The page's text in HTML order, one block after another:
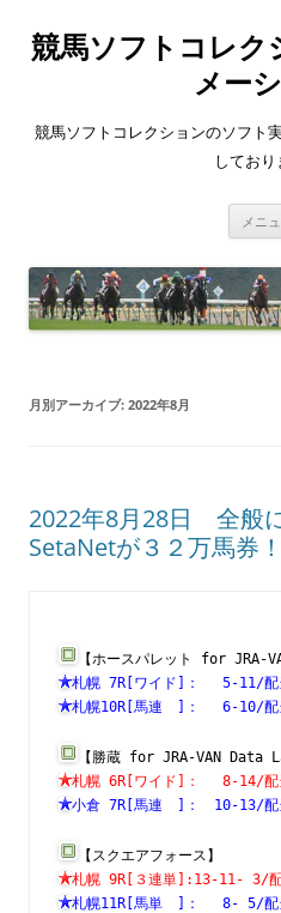
競馬ソフトコレク
メー
競馬ソフトコレクションのソフト
しており
メニ
月別アーカイブ: 2022年8月
2022年8月28日 全般
SetaNetが３２万馬券！
【ホースパレット for JRA-
札幌 7R[ワイド]：　
札幌10R[馬連　]：　 6-10/
【勝蔵 for JRA-VAN Data
札幌 6R[ワイド]：　
小倉 7R[馬連　]：　
【スクエアフォース】
札幌 9R[３連単]:13-11- 3/
札幌11R[馬単　]：　 8- 5/